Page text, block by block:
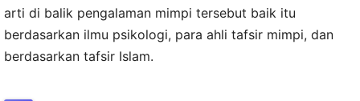
arti di balik pengalaman mimpi tersebut baik itu
berdasarkan ilmu psikologi, para ahli tafsir mimpi, dan
berdasarkan tafsir Islam.